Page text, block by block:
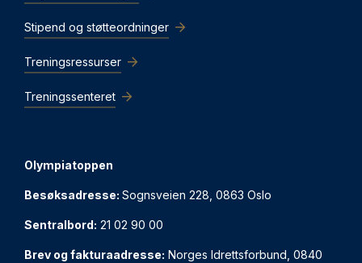
Stipend og støtteordninger
Treningsressurser
Treningssenteret
Olympiatoppen
Besøksadresse: Sognsveien 228, 0863 Oslo
Sentralbord: 21 02 90 00
Brev og fakturaadresse: Norges Idrettsforbund, 0840